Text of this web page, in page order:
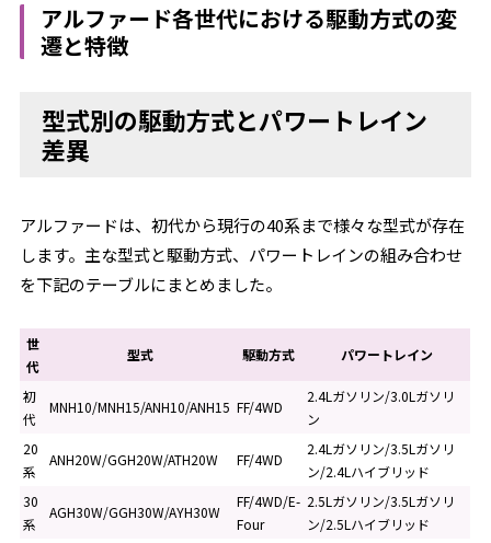
アルファード各世代における駆動方式の変
遷と特徴
型式別の駆動方式とパワートレイン
差異
アルファードは、初代から現行の40系まで様々な型式が存在
します。主な型式と駆動方式、パワートレインの組み合わせ
を下記のテーブルにまとめました。
世
代
型式 駆動方式 パワートレイン
初
代
MNH10/MNH15/ANH10/ANH15 FF/4WD
2.4Lガソリン/3.0Lガソリ
ン
20
系
ANH20W/GGH20W/ATH20W FF/4WD
2.4Lガソリン/3.5Lガソリ
ン/2.4Lハイブリッド
30
系
AGH30W/GGH30W/AYH30W
FF/4WD/E-
Four
2.5Lガソリン/3.5Lガソリ
ン/2.5Lハイブリッド